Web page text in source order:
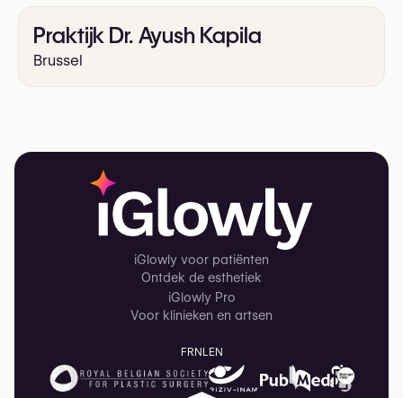
Praktijk Dr. Ayush Kapila
Brussel
iGlowly voor patiënten
Ontdek de esthetiek
iGlowly Pro
Voor klinieken en artsen
FRNLEN